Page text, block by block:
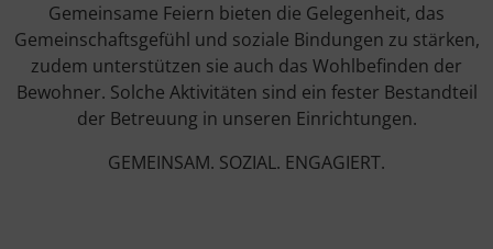
Gemeinsame Feiern bieten die Gelegenheit, das
Gemeinschaftsgefühl und soziale Bindungen zu stärken,
zudem unterstützen sie auch das Wohlbefinden der
Bewohner. Solche Aktivitäten sind ein fester Bestandteil
der Betreuung in unseren Einrichtungen.
GEMEINSAM. SOZIAL. ENGAGIERT.